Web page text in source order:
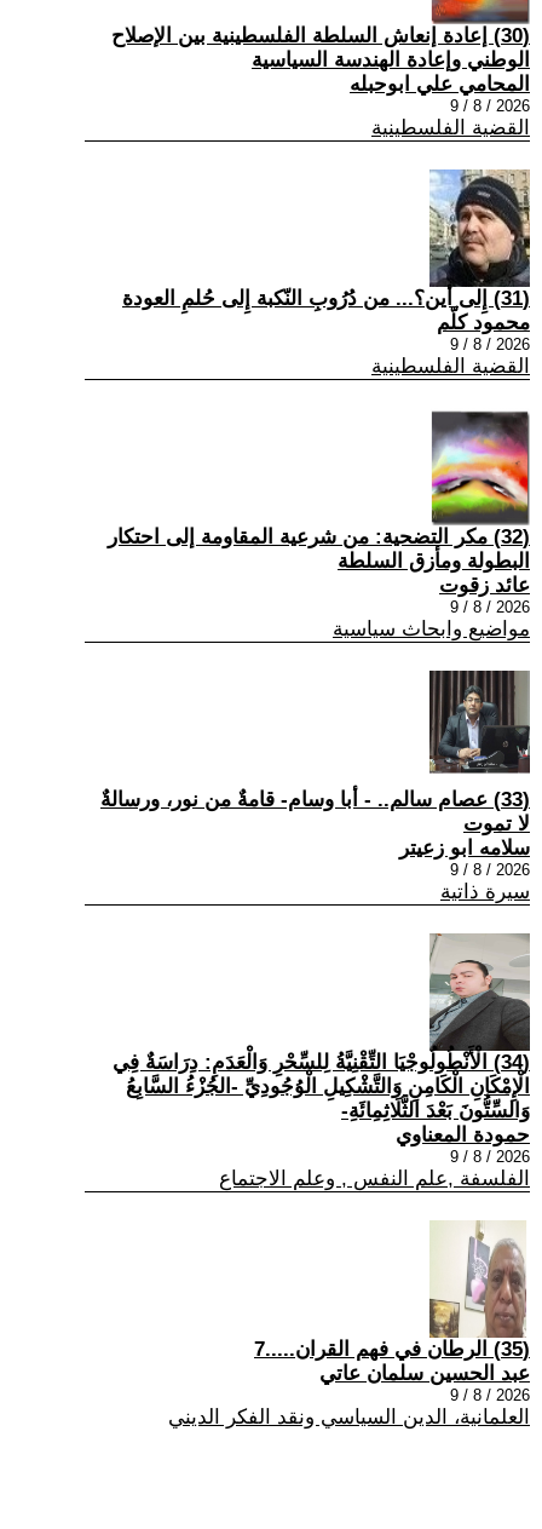
(30) إعادة إنعاش السلطة الفلسطينية بين الإصلاح
الوطني وإعادة الهندسة السياسية
المحامي علي ابوحبله
2026 / 8 / 9
القضية الفلسطينية
(31) إِلى أين؟... من دُرُوبِ النّكبة إِلى حُلمِ العودة
محمود كلّم
2026 / 8 / 9
القضية الفلسطينية
(32) مكر التضحية: من شرعية المقاومة إلى احتكار
البطولة ومأزق السلطة
عائد زقوت
2026 / 8 / 9
مواضيع وابحاث سياسية
(33) عصام سالم.. - أبا وسام- قامةٌ من نور، ورسالةٌ
لا تموت
سلامه ابو زعيتر
2026 / 8 / 9
سيرة ذاتية
(34) الْأَنْطُولُوجْيَا التِّقْنِيَّةُ لِلسِّحْرِ وَالْعَدَمِ: دِرَاسَةٌ فِي
الْإِمْكَانِ الْكَامِنِ وَالتَّشْكِيلِ الْوُجُودِيِّ -الجُزْءُ السَّابِعُ
وَالسِّتُّونَ بَعْدَ الثَّلَاثِمِائَةِ-
حمودة المعناوي
2026 / 8 / 9
الفلسفة ,علم النفس , وعلم الاجتماع
(35) الرطان في فهم القران.....7
عبد الحسين سلمان عاتي
2026 / 8 / 9
العلمانية، الدين السياسي ونقد الفكر الديني